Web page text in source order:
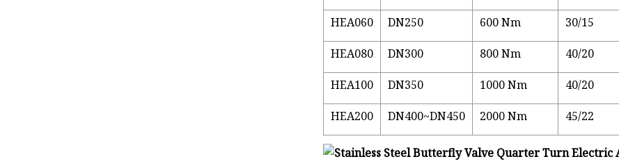
HEA060 DN250 600 Nm 30/15
HEA080 DN300 800 Nm 40/20
HEA100 DN350 1000 Nm 40/20
HEA200 DN400~DN450 2000 Nm 45/22